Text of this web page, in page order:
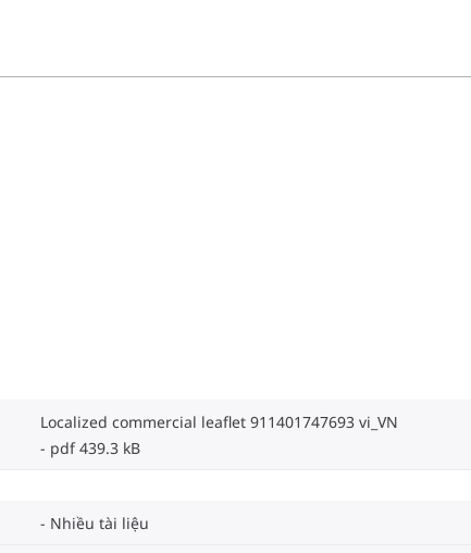
Localized commercial leaflet 911401747693 vi_VN
pdf 439.3 kB
Nhiều tài liệu